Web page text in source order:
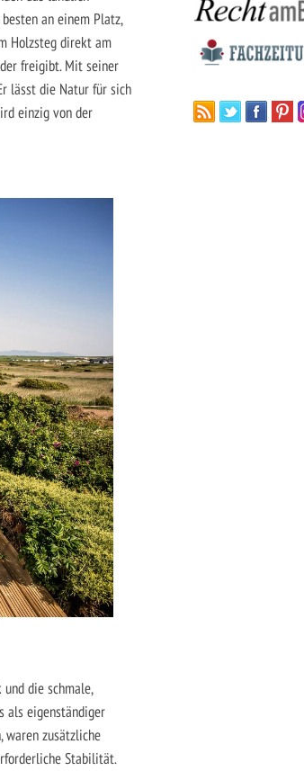
an einem Platz,
Holzsteg direkt am
freigibt. Mit seiner
lässt die Natur für sich
einzig von der
die schmale,
als eigenständiger
waren zusätzliche
Stabilität.